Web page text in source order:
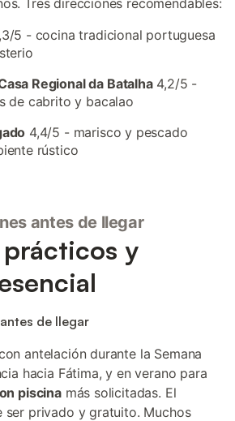
Tres direcciones recomendables:
5 - cocina tradicional portuguesa
Regional da Batalha4,2/5 -
de cabrito y bacalao
4,4/5 - marisco y pescado
rústico
antes de llegar
y
de llegar
antelación durante la Semana
hacia Fátima, y en verano para
piscinamás solicitadas. El
ser privado y gratuito. Muchos